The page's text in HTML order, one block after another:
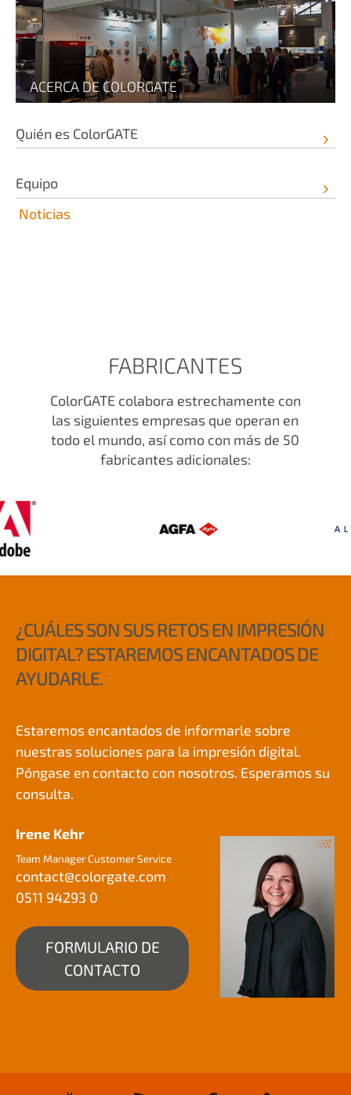
ACERCA DE COLORGATE
Quién es ColorGATE
Equipo
Noticias
FABRICANTES
ColorGATE colabora estrechamente con
las siguientes empresas que operan en
todo el mundo, así como con más de 50
fabricantes adicionales:
¿CUÁLES SON SUS RETOS EN IMPRESIÓN
DIGITAL? ESTAREMOS ENCANTADOS DE
AYUDARLE.
Estaremos encantados de informarle sobre
nuestras soluciones para la impresión digital.
Póngase en contacto con nosotros. Esperamos su
consulta.
Irene Kehr
Team Manager Customer Service
contact@colorgate.com
0511 94293 0
FORMULARIO DE
CONTACTO